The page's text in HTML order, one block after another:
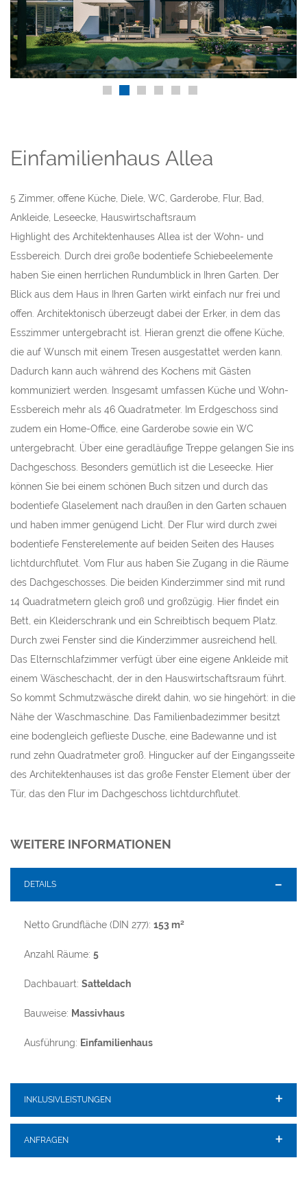
Einfamilienhaus Allea
5 Zimmer, offene Küche, Diele, WC, Garderobe, Flur, Bad,
Ankleide, Leseecke, Hauswirtschaftsraum
Highlight des Architektenhauses Allea ist der Wohn- und
Essbereich. Durch drei große bodentiefe Schiebeelemente
haben Sie einen herrlichen Rundumblick in Ihren Garten. Der
Blick aus dem Haus in Ihren Garten wirkt einfach nur frei und
offen. Architektonisch überzeugt dabei der Erker, in dem das
Esszimmer untergebracht ist. Hieran grenzt die offene Küche,
die auf Wunsch mit einem Tresen ausgestattet werden kann.
Dadurch kann auch während des Kochens mit Gästen
kommuniziert werden. Insgesamt umfassen Küche und Wohn-
Essbereich mehr als 46 Quadratmeter. Im Erdgeschoss sind
zudem ein Home-Office, eine Garderobe sowie ein WC
untergebracht. Über eine geradläufige Treppe gelangen Sie ins
Dachgeschoss. Besonders gemütlich ist die Leseecke. Hier
können Sie bei einem schönen Buch sitzen und durch das
bodentiefe Glaselement nach draußen in den Garten schauen
und haben immer genügend Licht. Der Flur wird durch zwei
bodentiefe Fensterelemente auf beiden Seiten des Hauses
lichtdurchflutet. Vom Flur aus haben Sie Zugang in die Räume
des Dachgeschosses. Die beiden Kinderzimmer sind mit rund
14 Quadratmetern gleich groß und großzügig. Hier findet ein
Bett, ein Kleiderschrank und ein Schreibtisch bequem Platz.
Durch zwei Fenster sind die Kinderzimmer ausreichend hell.
Das Elternschlafzimmer verfügt über eine eigene Ankleide mit
einem Wäscheschacht, der in den Hauswirtschaftsraum führt.
So kommt Schmutzwäsche direkt dahin, wo sie hingehört: in die
Nähe der Waschmaschine. Das Familienbadezimmer besitzt
eine bodengleich geflieste Dusche, eine Badewanne und ist
rund zehn Quadratmeter groß. Hingucker auf der Eingangsseite
des Architektenhauses ist das große Fenster Element über der
Tür, das den Flur im Dachgeschoss lichtdurchflutet.
WEITERE INFORMATIONEN
DETAILS
Netto Grundfläche (DIN 277): 153 m²
Anzahl Räume: 5
Dachbauart: Satteldach
Bauweise: Massivhaus
Ausführung: Einfamilienhaus
INKLUSIVLEISTUNGEN
ANFRAGEN